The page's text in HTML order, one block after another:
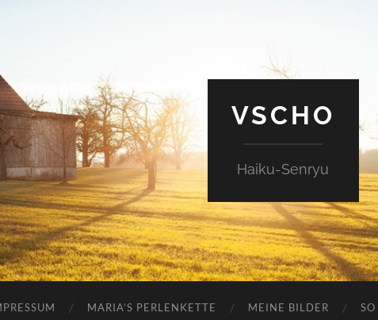
VSCHO
Haiku-Senryu
MARIA’S PERLENKETTE MEINE BILDER